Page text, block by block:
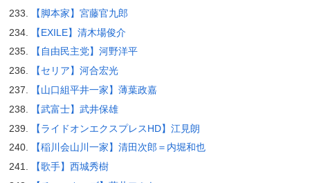
【脚本家】宮藤官九郎
【EXILE】清木場俊介
【自由民主党】河野洋平
【セリア】河合宏光
【山口組平井一家】薄葉政嘉
【武富士】武井保雄
【ライドオンエクスプレスHD】江見朗
【稲川会山川一家】清田次郎＝内堀和也
【歌手】西城秀樹